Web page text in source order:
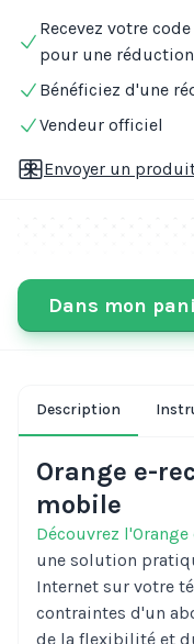
Recevez votre
pour une réduction
Bénéficiez d'une
Vendeur officiel
Envoyer un
Dans mon
Description
Orange e-
mobile
Découvrez
une solution
Internet sur votre
contraintes d'un
de la flexibilité et